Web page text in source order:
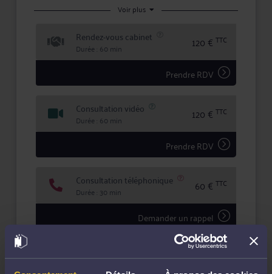
En prenant conseil ou en confiant la défense de vos
active, de compétences certifiées, et d'une totale
confidentialité dans le traitement de votre dossier.
Voir plus
Rendez-vous cabinet
Durée : 60 min 120 € TTC
Prendre RDV
Consultation vidéo
Durée : 60 min 120 € TTC
Prendre RDV
Consultation téléphonique
Durée : 30 min 60 € TTC
Demander un rappel
90 €